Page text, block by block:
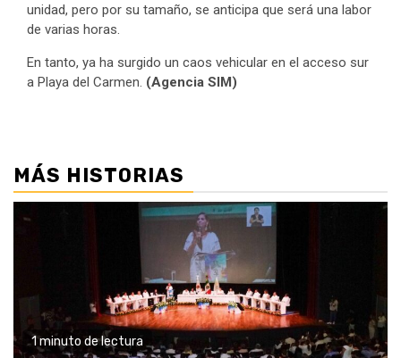
unidad, pero por su tamaño, se anticipa que será una labor
de varias horas.
En tanto, ya ha surgido un caos vehicular en el acceso sur
a Playa del Carmen. (Agencia SIM)
MÁS HISTORIAS
1 minuto de lectura